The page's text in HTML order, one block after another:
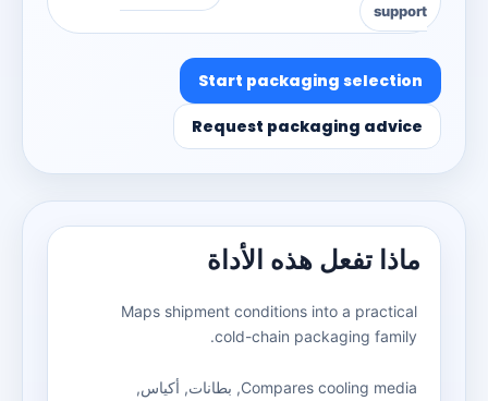
support
Start packaging selection
Request packaging advice
ماذا تفعل هذه الأداة
Maps shipment conditions into a practical
cold-chain packaging family
.
Compares cooling media, بطانات, أكياس,